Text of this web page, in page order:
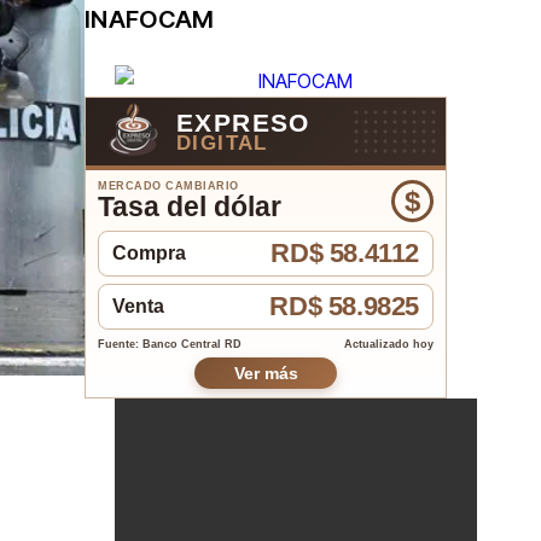
INAFOCAM
EXPRESO
DIGITAL
MERCADO CAMBIARIO
Tasa del dólar $
Compra RD$ 58.4112
Venta RD$ 58.9825
Fuente: Banco Central RD Actualizado hoy
Ver más